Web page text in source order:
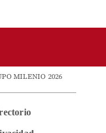
MILENIO 2026